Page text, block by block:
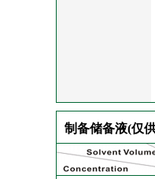
制备储备液(仅